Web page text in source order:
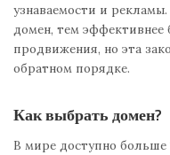
узнаваемости и
домен, тем эффективнее
продвижения, но эта
обратном порядке.
Как выбрать домен?
В мире доступно